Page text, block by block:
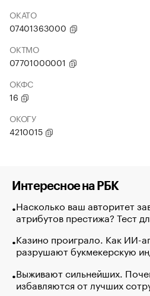
ОКАТО
07401363000
ОКТМО
07701000001
ОКФС
16
ОКОГУ
4210015
Интересное на РБК
Насколько ваш авторитет
атрибутов престижа? Тест
Казино проиграло. Как ИИ-
разрушают букмекерскую
Выживают сильнейших.
избавляются от лучших